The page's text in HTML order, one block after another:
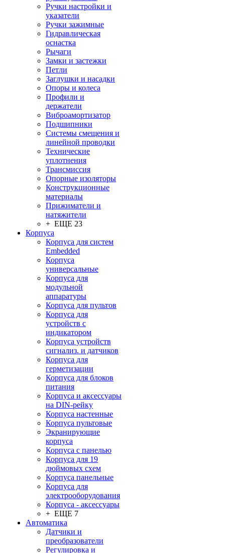
Ручки настройки и
указатели
Ручки зажимные
Гидравлическая
оснастка
Рычаги
Замки и застежки
Петли
Заглушки и насадки
Опоры и колеса
Профили и
держатели
Виброамортизатор
Подшипники
Системы смещения и
линейной проводки
Технические
уплотнения
Трансмиссия
Опорные изоляторы
Конструкционные
материалы
Прижиматели и
натяжители
+ ЕЩЕ 23
Корпуса
Корпуса для систем
Embedded
Корпуса
универсальные
Корпуса для
модульной
аппаратуры
Корпуса для пультов
Корпуса для
устройств с
индикатором
Корпуса устройств
сигнализ. и датчиков
Корпуса для
герметизации
Корпуса для блоков
питания
Корпуса и аксессуары
на DIN-рейку
Корпуса настенные
Корпуса пультовые
Экранирующие
корпуса
Корпуса с панелью
Корпуса для 19
дюймовых схем
Корпуса панельные
Корпуса для
электрооборудования
Корпуса - аксессуары
+ ЕЩЕ 7
Автоматика
Датчики и
преобразователи
Регулировка и